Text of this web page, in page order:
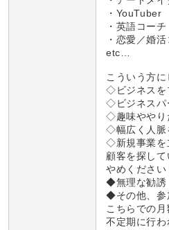
・YouTuber
・英語コーチ
・恋愛／婚
etc…
こういう方
◇ビジネスを
◇ビジネスパ
◇趣味ややり
◇幅広く人脈
◇新規事業を
顧客を探し
やめくださ
◆無理な勧誘
◆その他、参
こちらでの
不定期に行